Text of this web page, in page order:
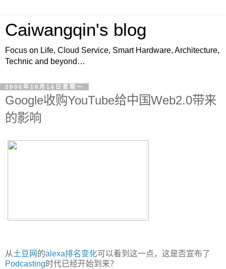
Caiwangqin's blog
Focus on Life, Cloud Service, Smart Hardware, Architecture,
Technic and beyond…
2006年10月16日星期一
Google收购YouTube给中国Web2.0带来
的影响
从土豆网 的alexa排名变化可以看到这一点，这是否宣布了
Podcasting时代已经开始到来？